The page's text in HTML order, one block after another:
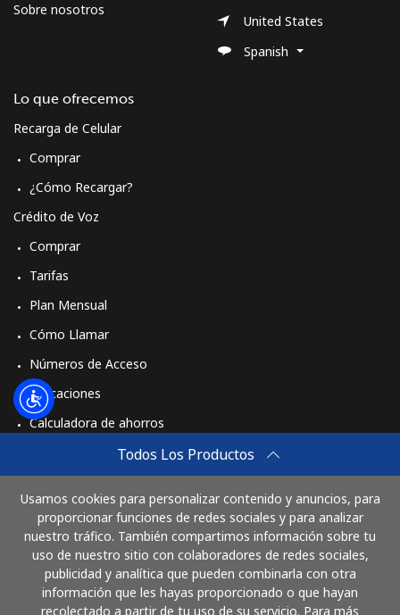
Todos Los Productos
Usamos cookies para personalizar contenido y anuncios, para
proporcionar funciones de redes sociales y para analizar
nuestro tráfico. También compartimos información sobre tu
uso de nuestro sitio con colaboradores de redes sociales,
publicidad y analítica que pueden combinarla con otra
información que les hayas proporcionado o que hayan
recolectado a partir de tu uso de su servicio. Para más
Sobre nosotros
Lo que ofrecemos
Recarga de Celular
Comprar
¿Cómo Recargar?
Crédito de Voz
Comprar
Tarifas
Plan Mensual
Cómo Llamar
Números de Acceso
Aplicaciones
Calculadora de ahorros
Comprar
Cómo funciona
United States
Spanish
Paga con